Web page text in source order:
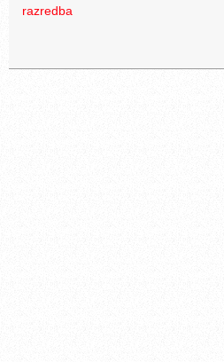
razredba